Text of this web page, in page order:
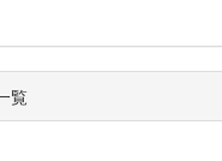
覧